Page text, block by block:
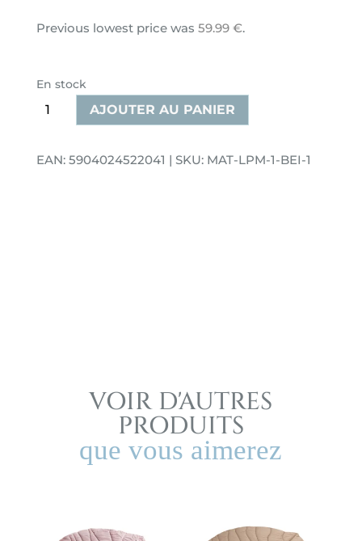
Previous lowest price was 59.99 €.
En stock
quantité
tapis
AJOUTER AU PANIER
EAN: 5904024522041 | SKU: MAT-LPM-1-BEI-1
VOIR D'AUTRES
PRODUITS
que vous aimerez